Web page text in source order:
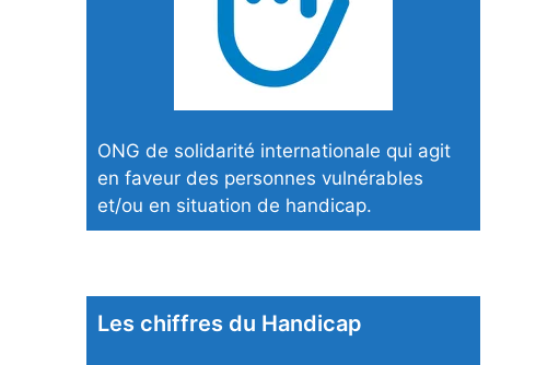
ONG de solidarité internationale qui agit
en faveur des personnes vulnérables
et/ou en situation de handicap.
Les chiffres du Handicap